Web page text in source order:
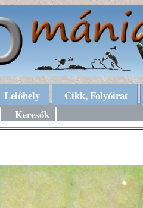
Lelőhely
Cikk, Folyóirat
Keresők